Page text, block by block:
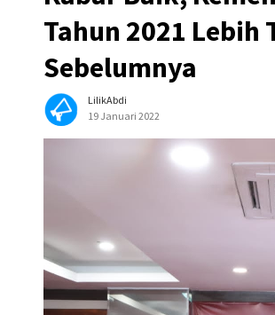
Tahun 2021 Lebih
Sebelumnya
LilikAbdi
19 Januari 2022